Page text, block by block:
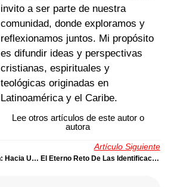
invito a ser parte de nuestra
comunidad, donde exploramos y
reflexionamos juntos. Mi propósito
es difundir ideas y perspectivas
cristianas, espirituales y
teológicas originadas en
Latinoamérica y el Caribe.
Lee otros artículos de este autor o
autora
Fe, Revelación Y Misión: Hacia Una Teología En Clave De Liberación
Artículo Siguiente
El Eterno Reto De Las Identificaciones Religiosas | Por Nicolás Panotto